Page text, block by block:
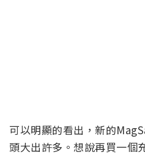
可以明顯的看出，新的
頭大出許多。想說再買一個